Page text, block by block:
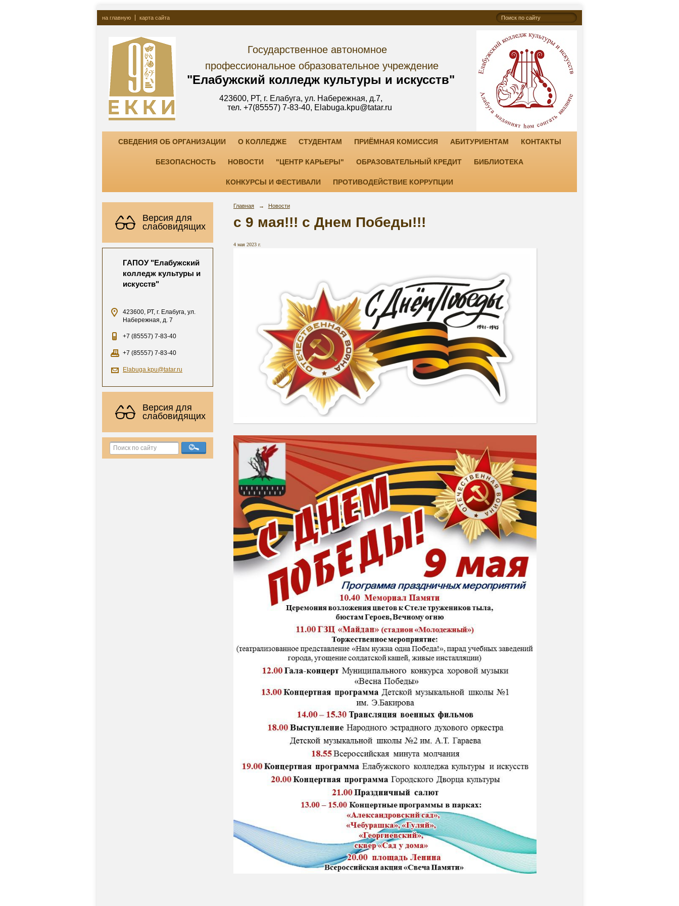
на главную карта сайта
Государственное автономное
профессиональное образовательное учреждение
"Елабужский колледж культуры и искусств"
423600, РТ, г. Елабуга, ул. Набережная, д.7,
тел. +7(85557) 7-83-40, Elabuga.kpu@tatar.ru
СВЕДЕНИЯ ОБ ОРГАНИЗАЦИИ О КОЛЛЕДЖЕ СТУДЕНТАМ ПРИЁМНАЯ КОМИССИЯ АБИТУРИЕНТАМ КОНТАКТЫ
БЕЗОПАСНОСТЬ НОВОСТИ "ЦЕНТР КАРЬЕРЫ" ОБРАЗОВАТЕЛЬНЫЙ КРЕДИТ БИБЛИОТЕКА
КОНКУРСЫ И ФЕСТИВАЛИ ПРОТИВОДЕЙСТВИЕ КОРРУПЦИИ
Версия для
слабовидящих
ГАПОУ "Елабужский
колледж культуры и
искусств"
423600, РТ, г. Елабуга, ул.
Набережная, д. 7
+7 (85557) 7-83-40
+7 (85557) 7-83-40
Elabuga.kpu@tatar.ru
Версия для
слабовидящих
Главная → Новости
с 9 мая!!! с Днем Победы!!!
4 мая 2023 г.